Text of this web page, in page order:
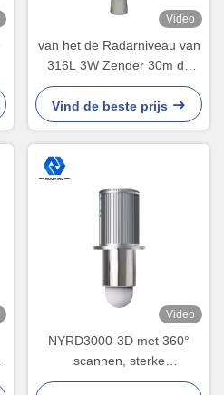
Video
van het de Radarniveau van
316L 3W Zender 30m de
Vaste lichamen van 24V
gelijkstroom Controle
Vind de beste prijs
Video
NYRD3000-3D met 360°
scannen, sterke
stofpenetratie,